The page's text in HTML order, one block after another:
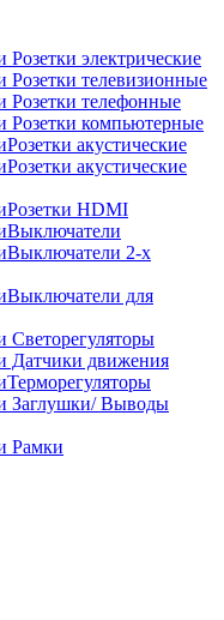
Розетки электрические
Розетки телевизионные
Розетки телефонные
Розетки компьютерные
Розетки акустические
Розетки акустические
Розетки HDMI
Выключатели
Выключатели 2-х
Выключатели для
Светорегуляторы
Датчики движения
Терморегуляторы
Заглушки/ Выводы
Рамки